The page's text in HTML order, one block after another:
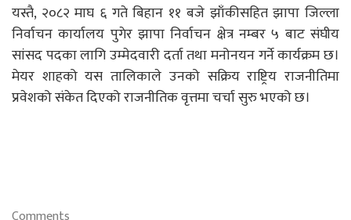
यस्तै, २०८२ माघ ६ गते बिहान ११ बजे झाँकीसहित झापा जिल्ला
निर्वाचन कार्यालय पुगेर झापा निर्वाचन क्षेत्र नम्बर ५ बाट संघीय
सांसद पदका लागि उम्मेदवारी दर्ता तथा मनोनयन गर्ने कार्यक्रम छ।
मेयर शाहको यस तालिकाले उनको सक्रिय राष्ट्रिय राजनीतिमा
प्रवेशको संकेत दिएको राजनीतिक वृत्तमा चर्चा सुरु भएको छ।